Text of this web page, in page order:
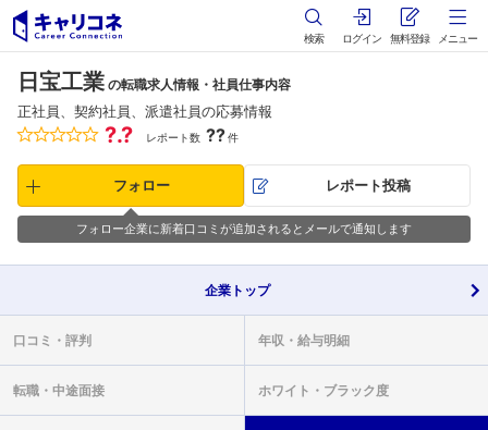
検索 ログイン 無料登録 メニュー
日宝工業 の転職求人情報・社員仕事内容
正社員、契約社員、派遣社員の応募情報
?.? レポート数 ??件
フォロー レポート投稿
フォロー企業に新着口コミが追加されるとメールで通知します
企業 トップ
口コミ・ 評判 年収・ 給与明細
転職・ 中途面接 ホワイト・ ブラック度